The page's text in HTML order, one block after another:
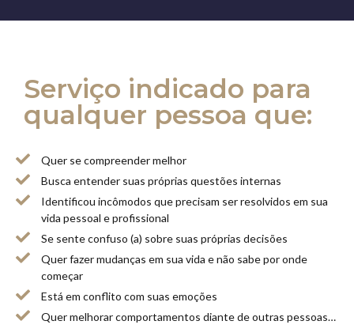
Serviço indicado para
qualquer pessoa que:
Quer se compreender melhor
Busca entender suas próprias questões internas
Identificou incômodos que precisam ser resolvidos em sua
vida pessoal e profissional
Se sente confuso (a) sobre suas próprias decisões
Quer fazer mudanças em sua vida e não sabe por onde
começar
Está em conflito com suas emoções
Quer melhorar comportamentos diante de outras pessoas…